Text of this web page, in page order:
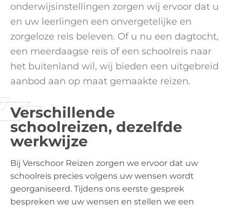
onderwijsinstellingen zorgen wij ervoor dat u
en uw leerlingen een onvergetelijke en
zorgeloze reis beleven. Of u nu een dagtocht,
een meerdaagse reis of een schoolreis naar
het buitenland wil, wij bieden een uitgebreid
aanbod aan op maat gemaakte reizen.
Verschillende
schoolreizen, dezelfde
werkwijze
Bij Verschoor Reizen zorgen we ervoor dat uw
schoolreis precies volgens uw wensen wordt
georganiseerd. Tijdens ons eerste gesprek
bespreken we uw wensen en stellen we een